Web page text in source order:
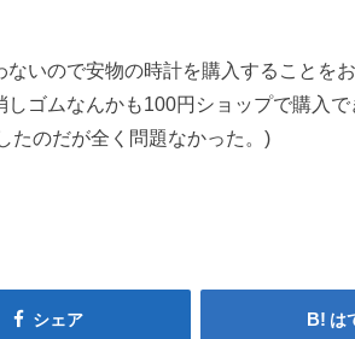
いので安物の時計を購入することを
ゴムなんかも100円ショップで購入
たのだが全く問題なかった。)
シェア は